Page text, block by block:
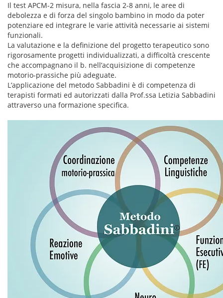
Il test APCM-2 misura, nella fascia 2-8 anni, le aree di
debolezza e di forza del singolo bambino in modo da poter
potenziare ed integrare le varie attività necessarie ai sistemi
funzionali.
La valutazione e la definizione del progetto terapeutico sono
rigorosamente progetti individualizzati, a difficoltà crescente
che accompagnano il b. nell’acquisizione di competenze
motorio-prassiche più adeguate.
L’applicazione del metodo Sabbadini è di competenza di
terapisti formati ed autorizzati dalla Prof.ssa Letizia Sabbadini
attraverso una formazione specifica.